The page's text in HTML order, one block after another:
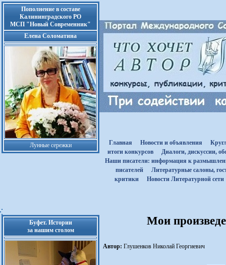
Пополнение в составе
Калининградского РО
МСП "Новый Современник"
Елена Соломатина
Лунные сережки Главная Новости и объявления
итоги конкурсов
Диалоги, дискуссии,
Наши писатели: информация к
писателей
Литературные салоны,
критики
Новости Литературной сети
Буфет. Истории
за нашим столом
Мои
Автор: Глушенков Николай Георгиевич